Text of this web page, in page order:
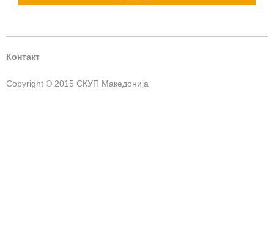
Контакт
Copyright © 2015 СКУП Македонија